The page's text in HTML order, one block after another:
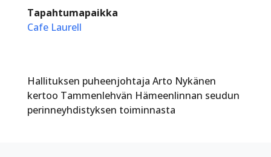
Tapahtumapaikka
Cafe Laurell
Hallituksen puheenjohtaja Arto Nykänen
kertoo Tammenlehvän Hämeenlinnan seudun
perinneyhdistyksen toiminnasta